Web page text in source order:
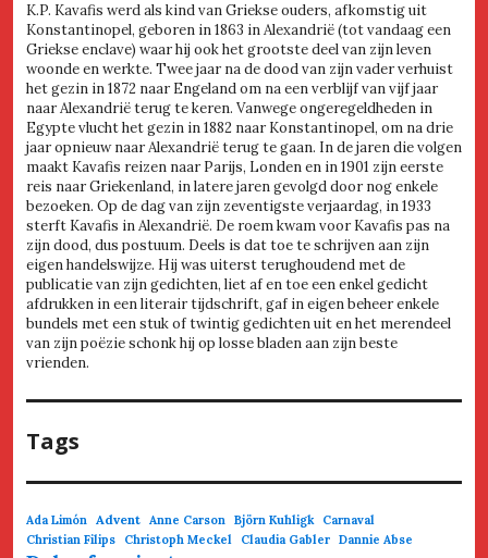
K.P. Kavafis werd als kind van Griekse ouders, afkomstig uit
Konstantinopel, geboren in 1863 in Alexandrië (tot vandaag een
Griekse enclave) waar hij ook het grootste deel van zijn leven
woonde en werkte. Twee jaar na de dood van zijn vader verhuist
het gezin in 1872 naar Engeland om na een verblijf van vijf jaar
naar Alexandrië terug te keren. Vanwege ongeregeldheden in
Egypte vlucht het gezin in 1882 naar Konstantinopel, om na drie
jaar opnieuw naar Alexandrië terug te gaan. In de jaren die volgen
maakt Kavafis reizen naar Parijs, Londen en in 1901 zijn eerste
reis naar Griekenland, in latere jaren gevolgd door nog enkele
bezoeken. Op de dag van zijn zeventigste verjaardag, in 1933
sterft Kavafis in Alexandrië. De roem kwam voor Kavafis pas na
zijn dood, dus postuum. Deels is dat toe te schrijven aan zijn
eigen handelswijze. Hij was uiterst terughoudend met de
publicatie van zijn gedichten, liet af en toe een enkel gedicht
afdrukken in een literair tijdschrift, gaf in eigen beheer enkele
bundels met een stuk of twintig gedichten uit en het merendeel
van zijn poëzie schonk hij op losse bladen aan zijn beste
vrienden.
Tags
Ada Limón Advent Anne Carson Björn Kuhligk
Carnaval
Christian Filips
Christoph Meckel Claudia Gabler Dannie Abse